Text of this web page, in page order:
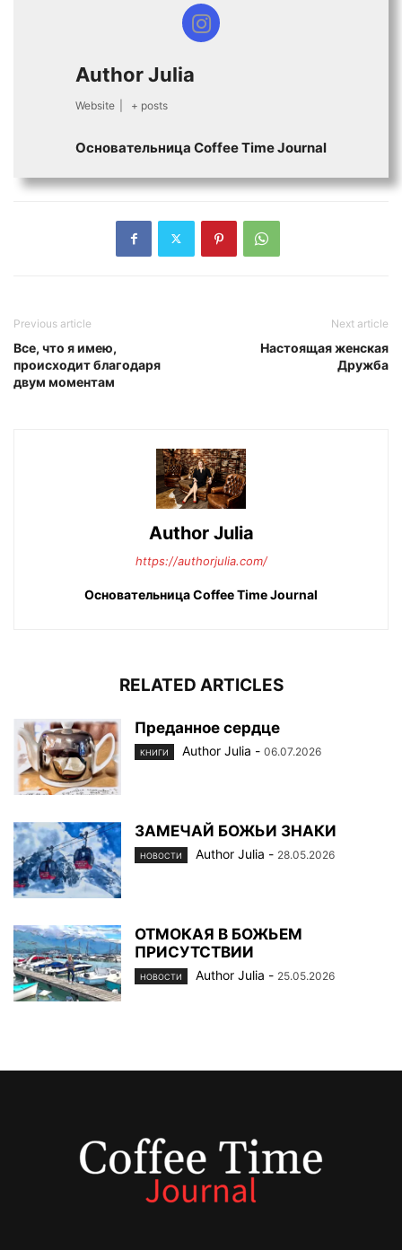
Author Julia
Website + posts
Основательница Сoffee Time Journal
Previous article
Все, что я имею,
происходит благодаря
двум моментам
Next article
Настоящая женская
Дружба
Author Julia
https://authorjulia.com/
Основательница Сoffee Time Journal
RELATED ARTICLES
Преданное сердце
КНИГИ Author Julia - 06.07.2026
ЗАМЕЧАЙ БОЖЬИ ЗНАКИ
НОВОСТИ Author Julia - 28.05.2026
ОТМОКАЯ В БОЖЬЕМ
ПРИСУТСТВИИ
НОВОСТИ Author Julia - 25.05.2026